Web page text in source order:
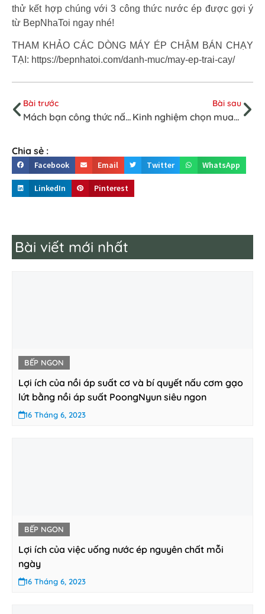
thử kết hợp chúng với 3 công thức nước ép được gợi ý
từ BepNhaToi ngay nhé!
THAM KHẢO CÁC DÒNG MÁY ÉP CHẬM BÁN CHẠY
TẠI: https://bepnhatoi.com/danh-muc/may-ep-trai-cay/
Bài trước
Mách bạn công thức nấu lẩu Thái tại nhà
Bài sau
Kinh nghiệm chọn mua bàn nướng điện tốt nhất phù hợp với mọi gia đình
Chia sẻ :
Facebook Email Twitter WhatsApp
LinkedIn Pinterest
Bài viết mới nhất
BẾP NGON
Lợi ích của nồi áp suất cơ và bí quyết nấu cơm gạo
lứt bằng nồi áp suất PoongNyun siêu ngon
16 Tháng 6, 2023
BẾP NGON
Lợi ích của việc uống nước ép nguyên chất mỗi
ngày
16 Tháng 6, 2023